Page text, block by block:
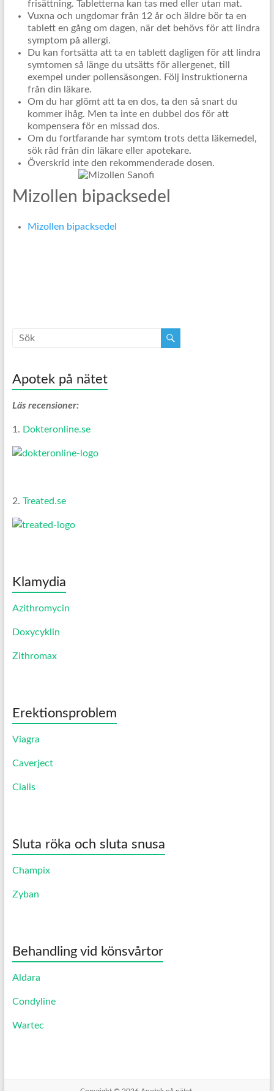
frisättning. Tabletterna kan tas med eller utan mat.
Vuxna och ungdomar från 12 år och äldre bör ta en
tablett en gång om dagen, när det behövs för att lindra
symptom på allergi.
Du kan fortsätta att ta en tablett dagligen för att lindra
symtomen så länge du utsätts för allergenet, till
exempel under pollensäsongen. Följ instruktionerna
från din läkare.
Om du har glömt att ta en dos, ta den så snart du
kommer ihåg. Men ta inte en dubbel dos för att
kompensera för en missad dos.
Om du fortfarande har symtom trots detta läkemedel,
sök råd från din läkare eller apotekare.
Överskrid inte den rekommenderade dosen.
Mizollen bipacksedel
Mizollen bipacksedel
Apotek på nätet
Läs recensioner:
1. Dokteronline.se
2. Treated.se
Klamydia
Azithromycin
Doxycyklin
Zithromax
Erektionsproblem
Viagra
Caverject
Cialis
Sluta röka och sluta snusa
Champix
Zyban
Behandling vid könsvårtor
Aldara
Condyline
Wartec